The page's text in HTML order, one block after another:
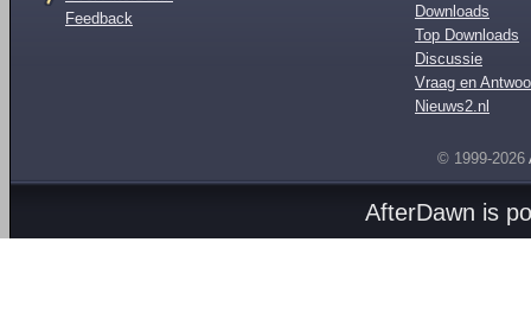
Feedback
Downloads
Top Downloads
Discussie
Vraag en
Nieuws2.nl
© 1999-2026
AfterDawn is